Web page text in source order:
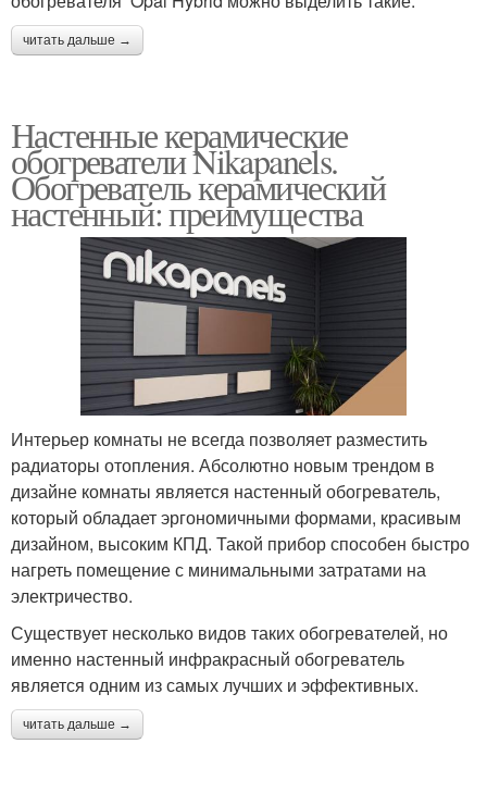
читать дальше →
Настенные керамические
обогреватели Nikapanels.
Обогреватель керамический
настенный: преимущества
Интерьер комнаты не всегда позволяет разместить
радиаторы отопления. Абсолютно новым трендом в
дизайне комнаты является настенный обогреватель,
который обладает эргономичными формами, красивым
дизайном, высоким КПД. Такой прибор способен быстро
нагреть помещение с минимальными затратами на
электричество.
Существует несколько видов таких обогревателей, но
именно настенный инфракрасный обогреватель
является одним из самых лучших и эффективных.
читать дальше →